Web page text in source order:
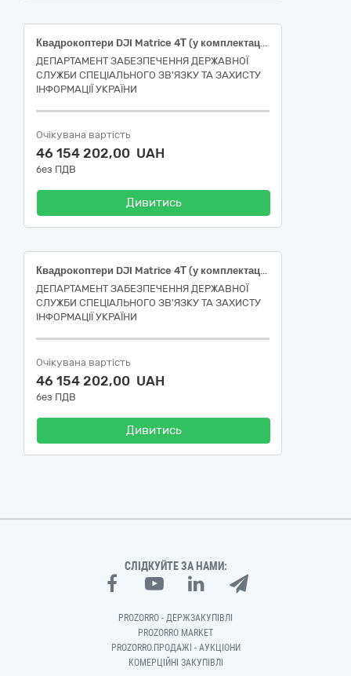
Квадрокоптери DJI Matrice 4Т (у комплектації з 4 додатковими батареями)
ДЕПАРТАМЕНТ ЗАБЕЗПЕЧЕННЯ ДЕРЖАВНОЇ
СЛУЖБИ СПЕЦІАЛЬНОГО ЗВ'ЯЗКУ ТА ЗАХИСТУ
ІНФОРМАЦІЇ УКРАЇНИ
Очікувана вартість
46 154 202,00 UAH
без ПДВ
Дивитись
Квадрокоптери DJI Matrice 4Т (у комплектації з 4 додатковими батареями)
ДЕПАРТАМЕНТ ЗАБЕЗПЕЧЕННЯ ДЕРЖАВНОЇ
СЛУЖБИ СПЕЦІАЛЬНОГО ЗВ'ЯЗКУ ТА ЗАХИСТУ
ІНФОРМАЦІЇ УКРАЇНИ
Очікувана вартість
46 154 202,00 UAH
без ПДВ
Дивитись
СЛІДКУЙТЕ ЗА НАМИ:
PROZORRO - ДЕРЖЗАКУПІВЛІ
PROZORRO MARKET
PROZORRO.ПРОДАЖІ - АУКЦІОНИ
КОМЕРЦІЙНІ ЗАКУПІВЛІ